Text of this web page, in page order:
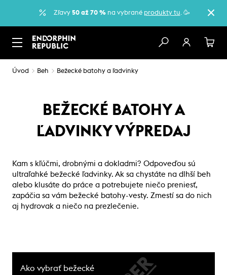
Zľavy 50 až 70 %na vybrané produkty tu. 🥳
Úvod Beh Bežecké batohy a ľadvinky
BEŽECKÉ BATOHY A
ĽADVINKY VÝPREDAJ
Kam s kľúčmi, drobnými a dokladmi? Odpoveďou sú
ultraľahké bežecké ľadvinky. Ak sa chystáte na dlhší beh
alebo klusáte do práce a potrebujete niečo preniesť,
zapáčia sa vám bežecké batohy-vesty. Zmestí sa do nich
aj hydrovak a niečo na prezlečenie.
Ako vybrať bežecké